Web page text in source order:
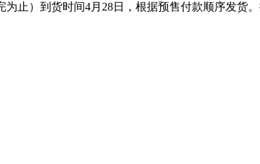
止）到货时间4月28日，根据预售付款顺序发货